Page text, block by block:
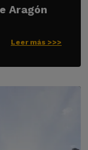
Aragón
Leer más >>>